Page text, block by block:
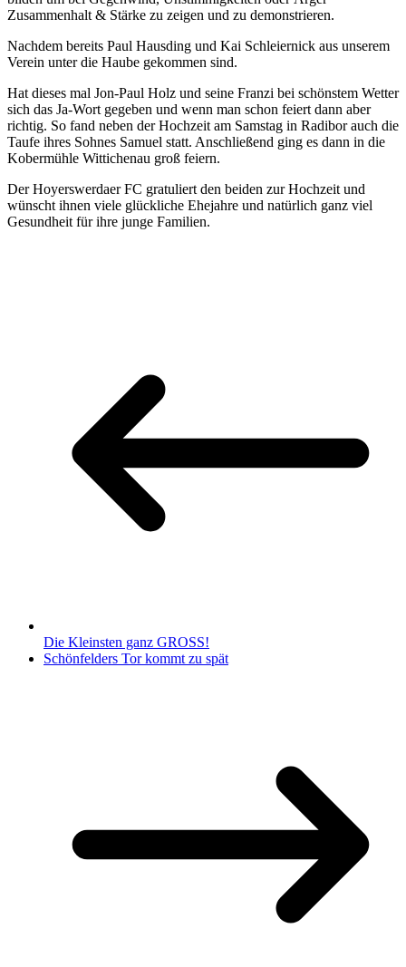
Zusammenhalt & Stärke zu zeigen und zu demonstrieren.
Nachdem bereits Paul Hausding und Kai Schleiernick aus unserem
Verein unter die Haube gekommen sind.
Hat dieses mal Jon-Paul Holz und seine Franzi bei schönstem Wetter
sich das Ja-Wort gegeben und wenn man schon feiert dann aber
richtig. So fand neben der Hochzeit am Samstag in Radibor auch die
Taufe ihres Sohnes Samuel statt. Anschließend ging es dann in die
Kobermühle Wittichenau groß feiern.
Der Hoyerswerdaer FC gratuliert den beiden zur Hochzeit und
wünscht ihnen viele glückliche Ehejahre und natürlich ganz viel
Gesundheit für ihre junge Familien.
Die Kleinsten ganz GROSS!
Schönfelders Tor kommt zu spät